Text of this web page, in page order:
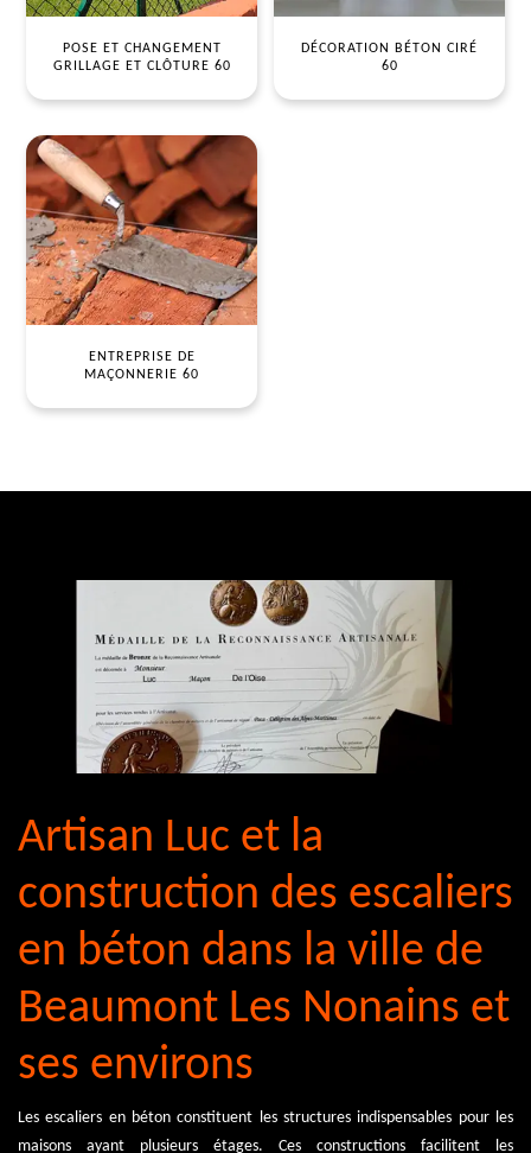
POSE ET CHANGEMENT
GRILLAGE ET CLÔTURE 60
DÉCORATION BÉTON CIRÉ
60
ENTREPRISE DE
MAÇONNERIE 60
Artisan Luc et la
construction des escaliers
en béton dans la ville de
Beaumont Les Nonains et
ses environs
Les escaliers en béton constituent les structures indispensables pour les
maisons ayant plusieurs étages. Ces constructions facilitent les